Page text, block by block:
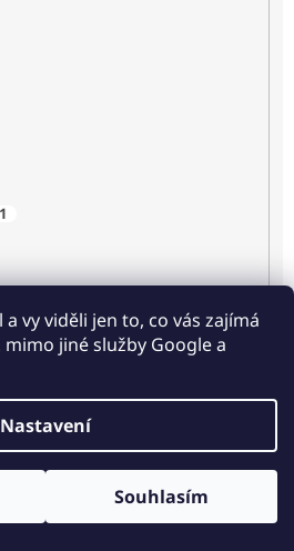
vy viděli jen to, co vás zajímá
jiné služby Google a
Nastavení
Souhlasím
1
novinek